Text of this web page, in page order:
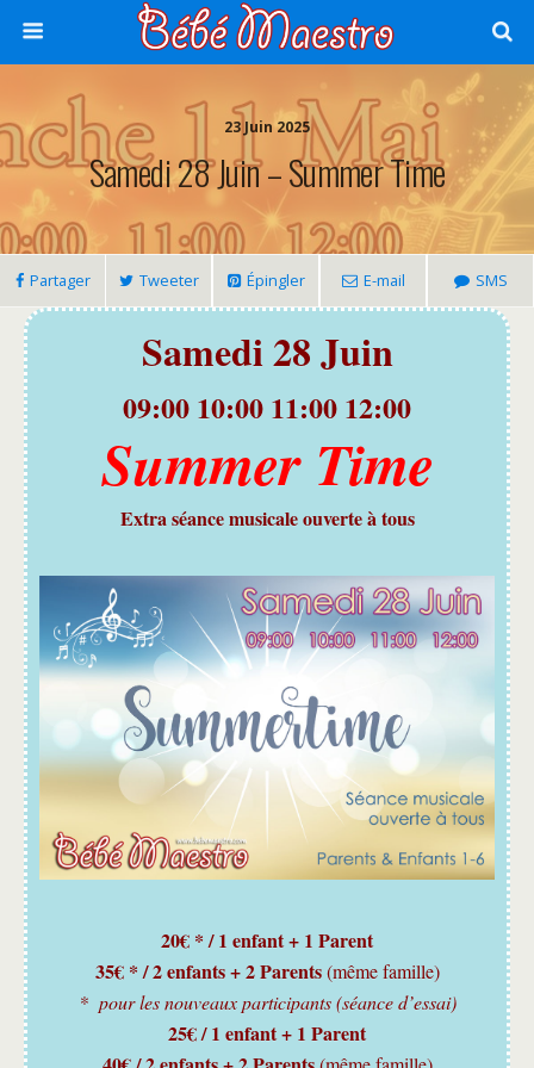
23 Juin 2025
Samedi 28 Juin – Summer Time
Partager Tweeter Épingler E-mail SMS
Samedi 28 Juin
09:00 10:00 11:00 12:00
Summer Time
Extra séance musicale ouverte à tous
20€ * / 1 enfant + 1 Parent
35€ * / 2 enfants + 2 Parents(même famille)
* pour les nouveaux participants (séance d’essai)
25€ / 1 enfant + 1 Parent